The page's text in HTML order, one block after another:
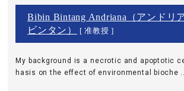
Bibin Bintang Andriana（アンド
ビンタン）
[ 准教授 ]
My background is a necrotic and apoptotic
hasis on the effect of environmental bioche